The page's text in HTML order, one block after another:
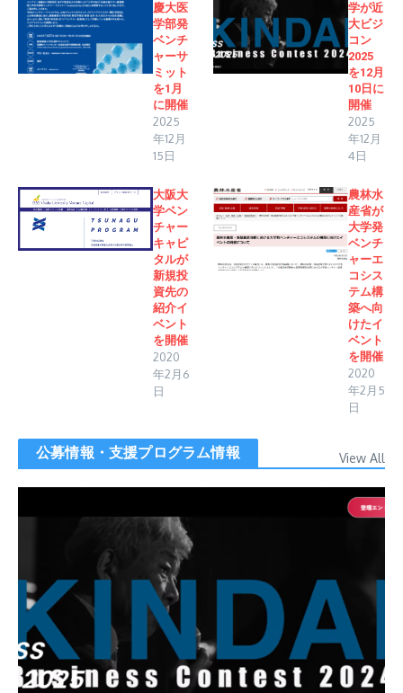
慶大医
学部発
ベンチ
ャーサ
ミット
を1月
に開催
2025
年12月
15日
学が近
大ビジ
コン
2025
を12月
10日に
開催
2025
年12月
4日
大阪大
学ベン
チャー
キャピ
タルが
新規投
資先の
紹介イ
ベント
を開催
2020
年2月6
日
農林水
産省が
大学発
ベンチ
ャーエ
コシス
テム構
築へ向
けたイ
ベント
を開催
2020
年2月5
日
公募情報・支援プログラム情報 View All